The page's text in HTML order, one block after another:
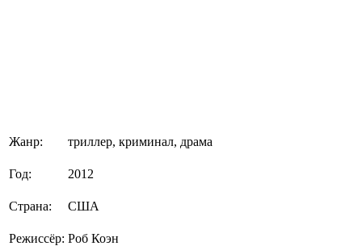
Жанр: триллер, криминал, драма
Год: 2012
Страна: США
Режиссёр: Роб Коэн